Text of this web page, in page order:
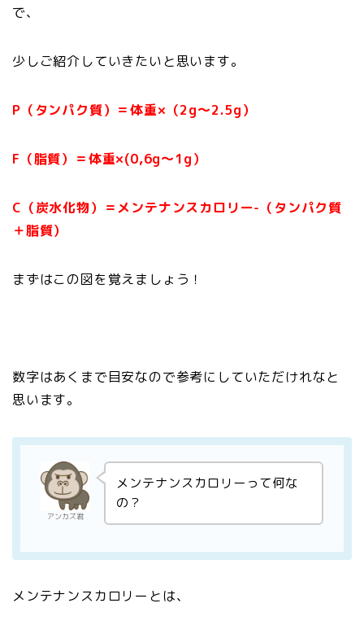
で、
少しご紹介していきたいと思います。
P（タンパク質）＝体重×（2g〜2.5g）
F（脂質）＝体重×(0,6g〜1g）
C（炭水化物）＝メンテナンスカロリー-（タンパク質
＋脂質）
まずはこの図を覚えましょう！
数字はあくまで目安なので参考にしていただけれなと
思います。
アンカズ君
メンテナンスカロリーって何な
の？
メンテナンスカロリーとは、